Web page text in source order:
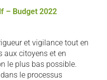
– Budget 2022
et vigilance tout en
aux citoyens et en
le plus bas possible.
le processus